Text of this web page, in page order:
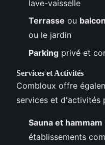
lave-vaisselle
Terrasse ou balcon
ou le jardin
Parking privé et
Services et Activités
Combloux offre
services et d'activités
Sauna et hammam
établissements